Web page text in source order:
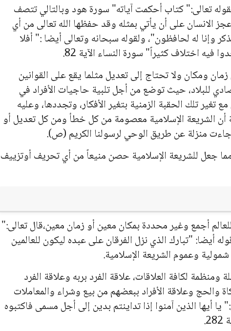
تعالى:" كتاب أحكمت آياته" سورة هود وبالتالي تتصف
الانسان على أن يأتي بمثله وقد حفظها الله تعالى من أي
وإنا له لحافظون"، ولقوله سبحانه وتعالى أيضا :" أفلا
فيه اختلاف كثيراً" سورة النساء الآية 82.
ومكان ولا تحتاج إلى تعديل مثلما يقع على القوانين
للبلاد، حيث توضع من أجل تلبية حاجيات الأفراد في
تغير تلك الحقبة الزمنية بتغير الأفكار، وتجددها، وعليه
أن الشريعة الإسلامية معصومة من كل خطأ ومن كل تعديل أو
جاءت منزلة عن طريق الوحي لرسولنا الكريم (ص).
مما جعل للشريعة الإسلامية حصن منيعاً من أي تحريف أوتزييف
أجمع وغير محددة بمكان معين أو زمان معين،قال تعالى:"
أيضا: "تبارك الذي نزل الفرقان على عبده ليكون للعالمين
وعموم الشريعة الإسلامية.
لكافة العلاقات، علاقة الفرد بربه وعلاقة الفرد
والحج وعلاقة الأفراد ببعضهم من بيع وشراء والمعاملات
يا أيها الذين آمنوا إذا تداينتم بدين إلى أجل مسمى فاكتبوه